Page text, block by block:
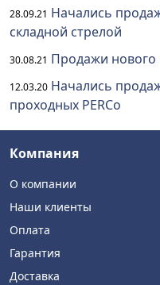
28.09.21 Начались
складной стрелой
30.08.21 Продажи нового
12.03.20 Начались
проходных PERCo
Компания
О компании
Наши клиенты
Оплата
Гарантия
Доставка